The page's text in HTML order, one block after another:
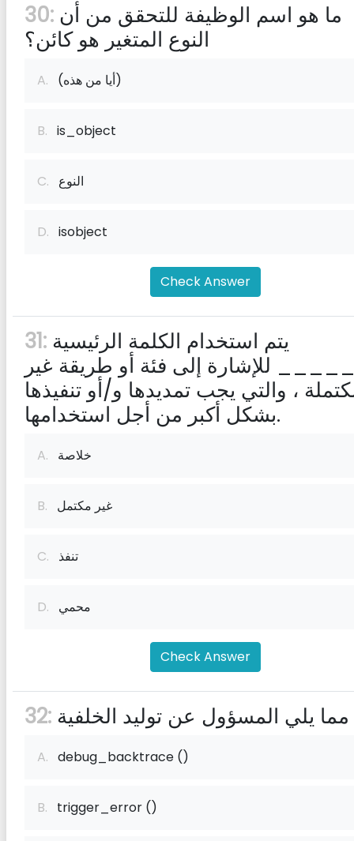
30:
النوع المتغير هو كائن؟
A. (أيا من هذه)
B. is_object
C. النوع
D. isobject
Check Answer
31:
للإشارة إلى فئة أو طريقة غير
، والتي يجب تمديدها و/أو تنفيذها
بشكل أكبر من أجل استخدامها.
A. خلاصة
B. غير مكتمل
C. تنفذ
D. محمي
Check Answer
32: يلي المسؤول عن توليد الخلفية
A. debug_backtrace ()
B. trigger_error ()